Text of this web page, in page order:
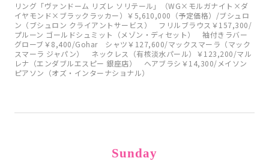
リング「ヴァンドーム リズレ ソリテール」（WG×モルガナイト×ダ
イヤモンド×ブラックラッカー）￥5,610,000（予定価格）/ブシュロ
ン（ブシュロン クライアントサービス） フリルブラウス￥157,300/
プルーン ゴールドシュミット（メゾン・ディセット） 袖付きラバー
グローブ￥8,400/Gohar シャツ￥127,600/マックスマーラ（マック
スマーラ ジャパン） ネックレス（有核淡水パール）￥123,200/マル
レナ（エンダブルエスピー 銀座店） ヘアブラシ￥14,300/メイソン
ピアソン（オズ・インターナショナル）
Sunday